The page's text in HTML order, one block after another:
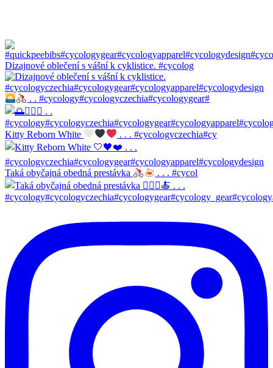
Dizajnové oblečení s vášní k cyklistice. #cycolog
. . #cycology#cycologyczechia#cycologygear#
Kitty Reborn White . . . #cycologyczechia#cy
Taká obyčajná obedná prestávka . . . #cycol